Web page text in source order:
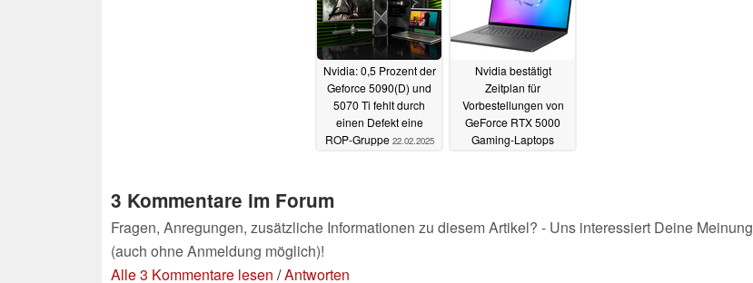
Nvidia: 0,5 Prozent der
Geforce 5090(D) und
5070 Ti fehlt durch
einen Defekt eine
ROP-Gruppe 22.02.2025
Nvidia bestätigt
Zeitplan für
Vorbestellungen von
GeForce RTX 5000
Gaming-Laptops
3 Kommentare im Forum
Fragen, Anregungen, zusätzliche Informationen zu diesem Artikel? - Uns interessiert Deine Meinung
(auch ohne Anmeldung möglich)!
Alle 3 Kommentare lesen /Antworten